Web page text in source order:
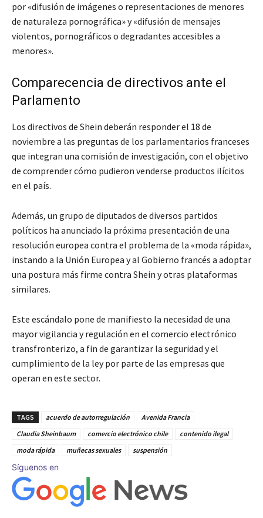
por «difusión de imágenes o representaciones de menores
de naturaleza pornográfica» y «difusión de mensajes
violentos, pornográficos o degradantes accesibles a
menores».
Comparecencia de directivos ante el
Parlamento
Los directivos de Shein deberán responder el 18 de
noviembre a las preguntas de los parlamentarios franceses
que integran una comisión de investigación, con el objetivo
de comprender cómo pudieron venderse productos ilícitos
en el país.
Además, un grupo de diputados de diversos partidos
políticos ha anunciado la próxima presentación de una
resolución europea contra el problema de la «moda rápida»,
instando a la Unión Europea y al Gobierno francés a adoptar
una postura más firme contra Shein y otras plataformas
similares.
Este escándalo pone de manifiesto la necesidad de una
mayor vigilancia y regulación en el comercio electrónico
transfronterizo, a fin de garantizar la seguridad y el
cumplimiento de la ley por parte de las empresas que
operan en este sector.
TAGS acuerdo de autorregulación
Avenida Francia
Claudia Sheinbaum
comercio electrónico chile
contenido ilegal
moda rápida
muñecas sexuales suspensión
Síguenos en